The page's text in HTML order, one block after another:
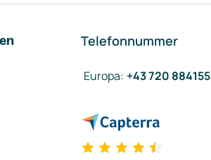
Telefonnummer
Europa: +43 720 884155